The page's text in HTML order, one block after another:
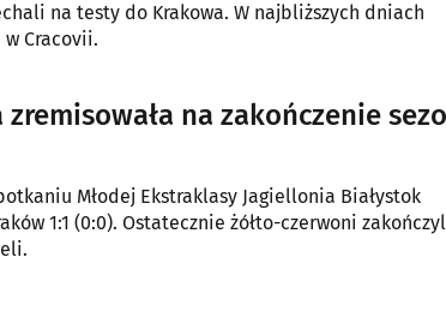
na testy do Krakowa. W najbliższych dniach
Cracovii.
zremisowała na zakończenie
Młodej Ekstraklasy Jagiellonia Białystok
1:1 (0:0). Ostatecznie żółto-czerwoni